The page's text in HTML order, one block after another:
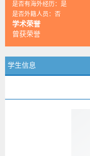
是否有海外经历：是
是否外籍人员：否
学术荣誉
曾获荣誉
学生信息